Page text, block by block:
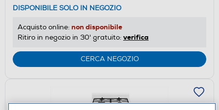
DISPONIBILE SOLO IN NEGOZIO
Acquisto online: non disponibile
Ritiro in negozio in 30' gratuito: verifica
CERCA NEGOZIO